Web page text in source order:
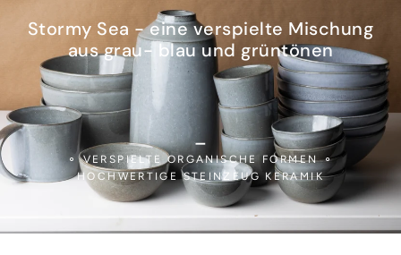
Stormy Sea - eine verspielte Mischung
aus grau- blau und grüntönen
⚬ VERSPIELTE ORGANISCHE FORMEN ⚬
HOCHWERTIGE STEINZEUG KERAMIK